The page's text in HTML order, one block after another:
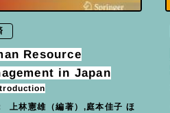
Resource
in Japan
上林憲雄（編著）,庭本佳子 ほ